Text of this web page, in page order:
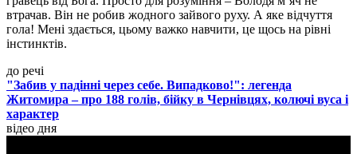
втрачав. Він не робив жодного зайвого руху. А яке відчуття
гола! Мені здається, цьому важко навчити, це щось на рівні
інстинктів.
до речі
"Забив у падінні через себе. Випадково!": легенда
Житомира – про 188 голів, бійку в Чернівцях, колючі вуса і
характер
відео дня